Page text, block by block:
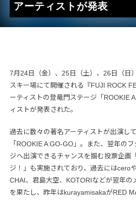
アーティストが発表
7月24日（金）、25日（土）、26日（日
スキー場にて開催される『FUJI ROCK
ーティストの登竜門ステージ「ROOKIE
ィストが発表された。
過去に数々の著名アーティストが出演し
「ROOKIE A GO-GO」。また、翌年の
ジへ出演できるチャンスを掴む投票企画
ジ！」も実施されており、過去にはcero
CHAI、君島大空、KOTORIなどが翌年の
を果たし、昨年はkurayamisakaがRED